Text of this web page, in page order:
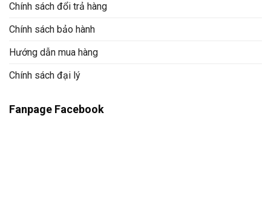
Chính sách đổi trả hàng
Chính sách bảo hành
Hướng dẫn mua hàng
Chính sách đại lý
Fanpage Facebook